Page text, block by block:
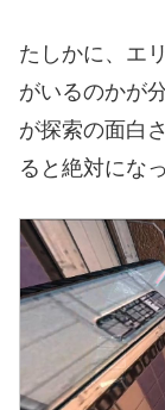
たしかに、エ
がいるのかが
が探索の面白
ると絶対にな